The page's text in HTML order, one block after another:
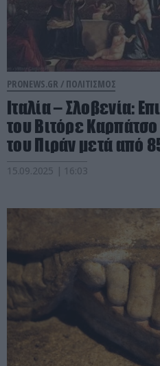
PRONEWS.GR / ΠΟΛΙΤΙΣΜΟΣ
Ιταλία – Σλοβενία:
του Βιτόρε
του Πιράν μετά από
15.09.2025 | 16:03